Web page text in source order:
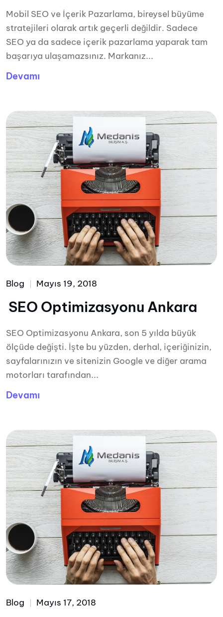
Mobil SEO ve İçerik Pazarlama, bireysel büyüme
stratejileri olarak artık geçerli değildir. Sadece
SEO ya da sadece içerik pazarlama yaparak tam
başarıya ulaşamazsınız. Markanız...
Devamı
Blog Mayıs 19, 2018
SEO Optimizasyonu Ankara
SEO Optimizasyonu Ankara, son 5 yılda büyük
ölçüde değişti. İşte bu yüzden, derhal, içeriğinizin,
sayfalarınızın ve sitenizin Google ve diğer arama
motorları tarafından...
Devamı
Blog Mayıs 17, 2018